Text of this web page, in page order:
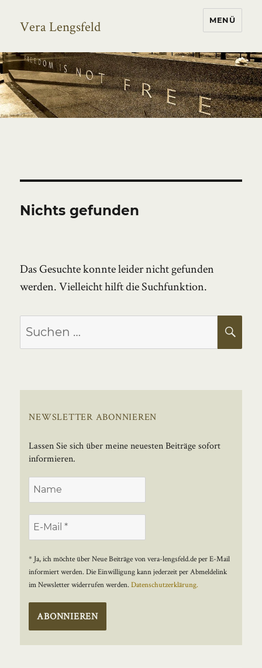
Vera Lengsfeld MENÜ
Nichts gefunden
Das Gesuchte konnte leider nicht gefunden
werden. Vielleicht hilft die Suchfunktion.
Suchen
nach:
NEWSLETTER ABONNIEREN
Lassen Sie sich über meine neuesten Beiträge sofort
informieren.
* Ja, ich möchte über Neue Beiträge von vera-lengsfeld.de per E-Mail
informiert werden. Die Einwilligung kann jederzeit per Abmeldelink
im Newsletter widerrufen werden.Datenschutzerklärung.